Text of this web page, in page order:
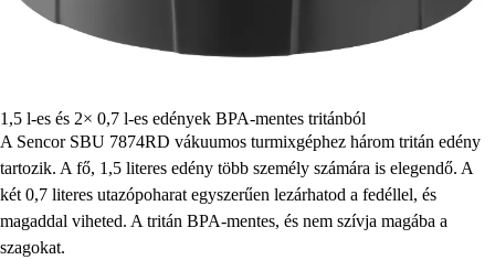
1,5 l-es és 2× 0,7 l-es edények BPA-mentes tritánból
A Sencor SBU 7874RD vákuumos turmixgéphez három tritán edény
tartozik. A fő, 1,5 literes edény több személy számára is elegendő. A
két 0,7 literes utazópoharat egyszerűen lezárhatod a fedéllel, és
magaddal viheted. A tritán BPA-mentes, és nem szívja magába a
szagokat.